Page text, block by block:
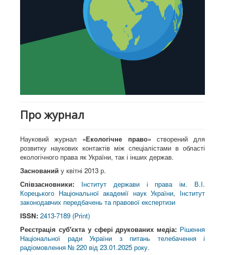
Про журнал
Науковий журнал «Екологічне право»створений для
розвитку наукових контактів між спеціалістами в області
екологічного права як України, так і інших держав.
Заснований у квітні 2013 р.
Співзасновники: Інститут держави і права ім. В.І.
Корецького Національної академії наук України, Інститут
законодавчих передбачень та правової експертизи
ISSN: 2413-7189 (Print)
Реєстрація суб'єкта у сфері друкованих медіа: Рішення
Національної ради України з питань телебачення і
радіомовлення № 220 від 23.01.2025 року.